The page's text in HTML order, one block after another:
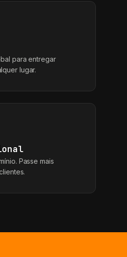
para entregar
lugar.
Passe mais